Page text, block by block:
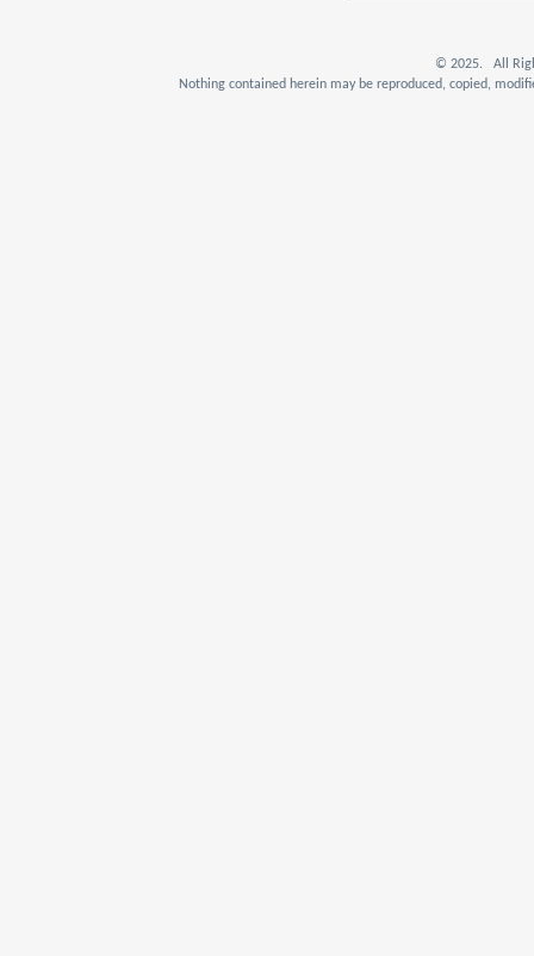
© 2025. All
Nothing contained herein may be reproduced, copied,